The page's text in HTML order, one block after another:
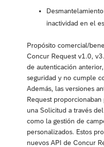
inactividad en el
Propósito comercial/
Concur Request v1.0,
de autenticación
seguridad y no cumple
Además, las versiones
Request
una Solicitud a través
como la gestión de
personalizados. Estos
nuevos API de Concur